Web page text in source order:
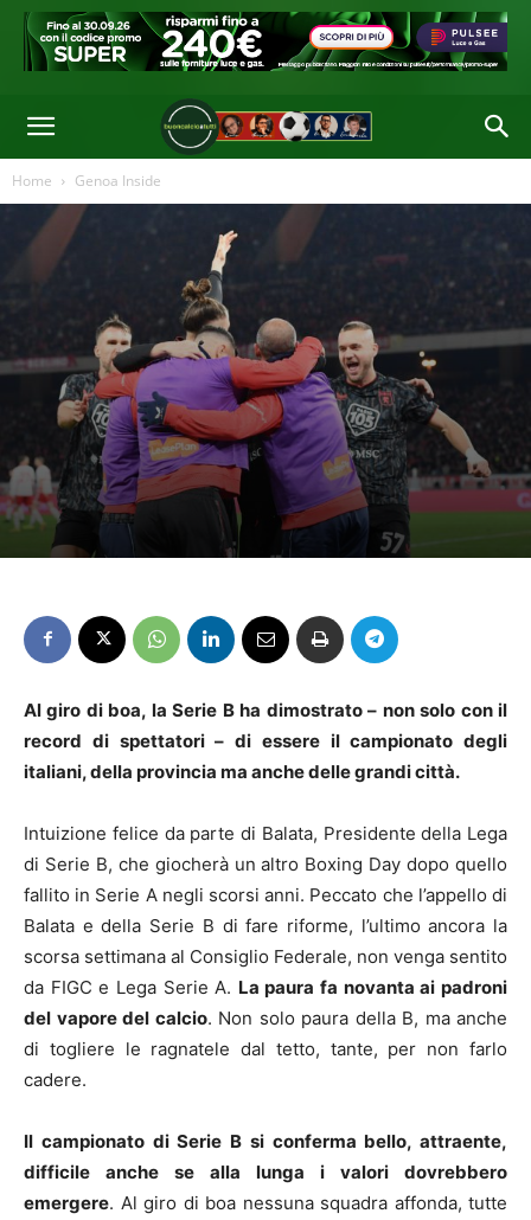
Home Genoa Inside
Al giro di boa, la Serie B ha dimostrato – non solo con il
record di spettatori – di essere il campionato degli
italiani, della provincia ma anche delle grandi città.
Intuizione felice da parte di Balata, Presidente della Lega
di Serie B, che giocherà un altro Boxing Day dopo quello
fallito in Serie A negli scorsi anni. Peccato che l’appello di
Balata e della Serie B di fare riforme, l’ultimo ancora la
scorsa settimana al Consiglio Federale, non venga sentito
da FIGC e Lega Serie A. La paura fa novanta ai padroni
del vapore del calcio. Non solo paura della B, ma anche
di togliere le ragnatele dal tetto, tante, per non farlo
cadere.
Il campionato di Serie B si conferma bello, attraente,
difficile anche se alla lunga i valori dovrebbero
emergere. Al giro di boa nessuna squadra affonda, tutte